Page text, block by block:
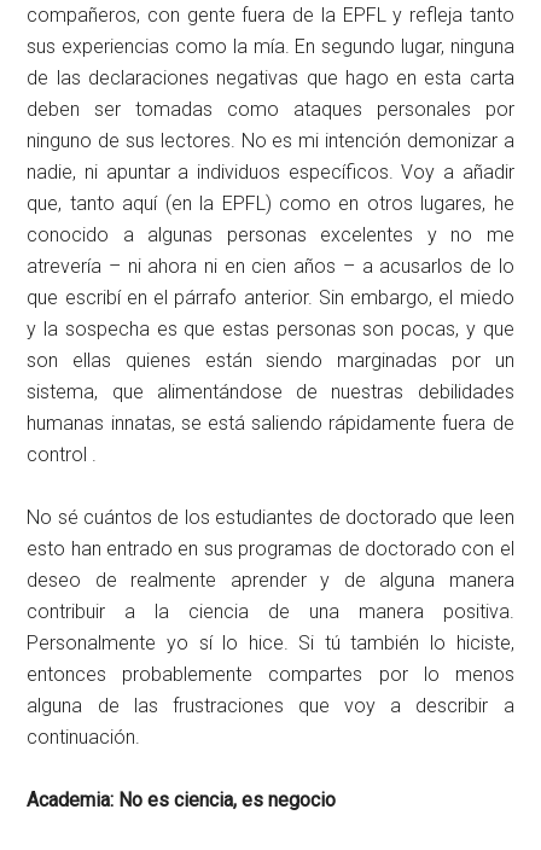
compañeros, con gente fuera de la EPFL y refleja tanto
sus experiencias como la mía. En segundo lugar, ninguna
de las declaraciones negativas que hago en esta carta
deben ser tomadas como ataques personales por
ninguno de sus lectores. No es mi intención demonizar a
nadie, ni apuntar a individuos específicos. Voy a añadir
que, tanto aquí (en la EPFL) como en otros lugares, he
conocido a algunas personas excelentes y no me
atrevería – ni ahora ni en cien años – a acusarlos de lo
que escribí en el párrafo anterior. Sin embargo, el miedo
y la sospecha es que estas personas son pocas, y que
son ellas quienes están siendo marginadas por un
sistema, que alimentándose de nuestras debilidades
humanas innatas, se está saliendo rápidamente fuera de
control .
No sé cuántos de los estudiantes de doctorado que leen
esto han entrado en sus programas de doctorado con el
deseo de realmente aprender y de alguna manera
contribuir a la ciencia de una manera positiva.
Personalmente yo sí lo hice. Si tú también lo hiciste,
entonces probablemente compartes por lo menos
alguna de las frustraciones que voy a describir a
continuación.
Academia: No es ciencia, es negocio